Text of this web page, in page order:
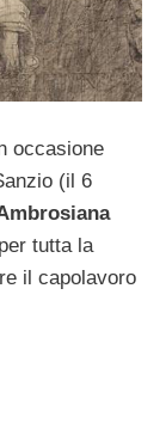
occasione
(il 6
tutta la
il capolavoro